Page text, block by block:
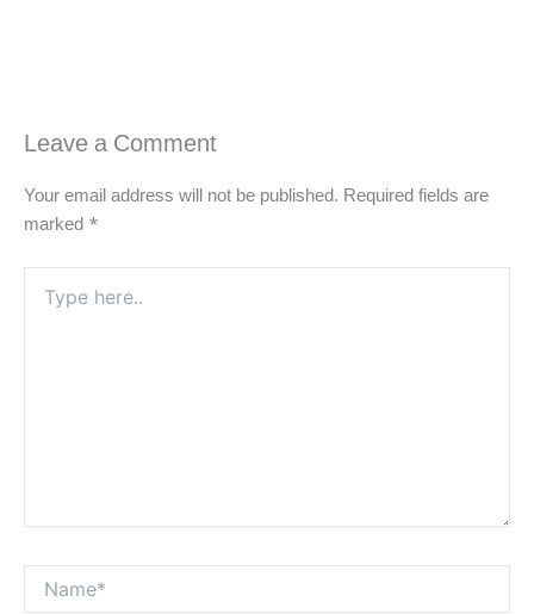
Leave a Comment
Your email address will not be published. Required fields are
marked *
here..